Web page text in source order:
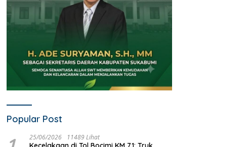
Popular Post
25/06/2026 11489 Lihat